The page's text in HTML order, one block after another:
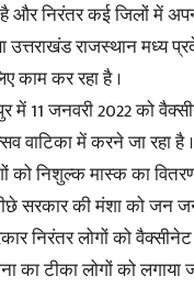
निरंतर कई जिलों में अपनी
उत्तराखंड राजस्थान मध्य
काम कर रहा है ।
में 11 जनवरी 2022 को
वाटिका में करने जा रहा है ।
को निशुल्क मास्क का
सरकार की मंशा को जन
निरंतर लोगों को
का टीका लोगों को लगाया